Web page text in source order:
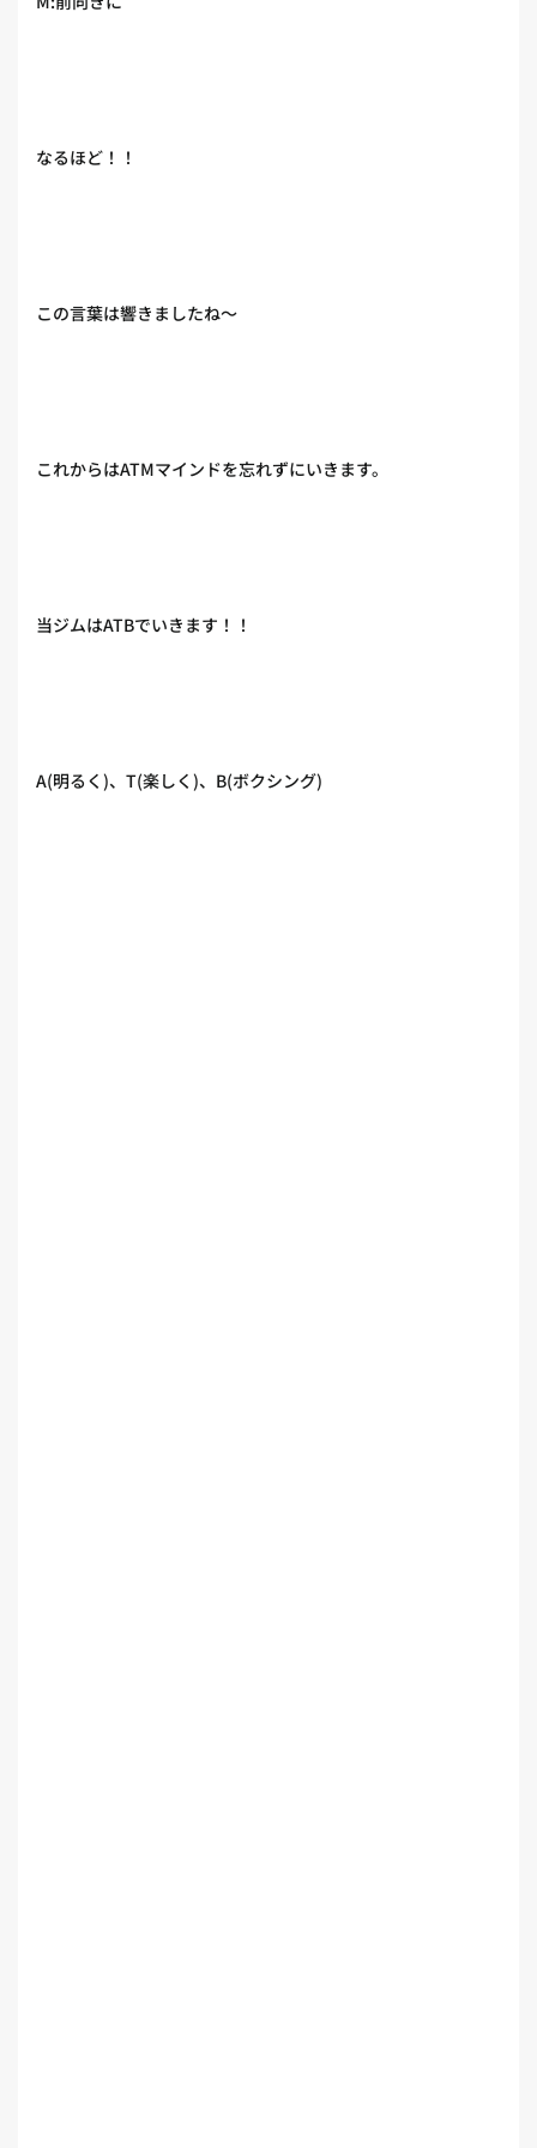
なるほど！！
この言葉は響きましたね〜
これからはATMマインドを忘れずにいきます。
当ジムはATBでいきます！！
A(明るく)、T(楽しく)、B(ボクシング)